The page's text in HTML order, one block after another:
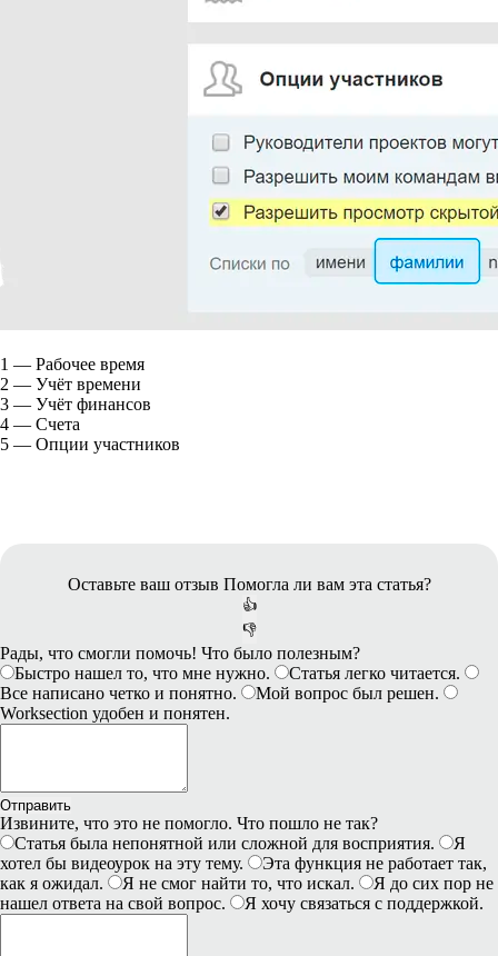
1 — Рабочее время
2 — Учёт времени
3 — Учёт финансов
4 — Счета
5 — Опции участников
Оставьте ваш отзыв Помогла ли вам эта статья?
👍
👎
Рады, что смогли помочь! Что было полезным?
Быстро нашел то, что мне нужно.
Статья легко читается.
Все написано четко и понятно.
Мой вопрос был решен.
Worksection удобен и понятен.
Отправить
Извините, что это не помогло. Что пошло не так?
Статья была непонятной или сложной для восприятия.
Я
хотел бы видеоурок на эту тему.
Эта функция не работает так,
как я ожидал.
Я не смог найти то, что искал.
Я до сих пор не
нашел ответа на свой вопрос.
Я хочу связаться с поддержкой.